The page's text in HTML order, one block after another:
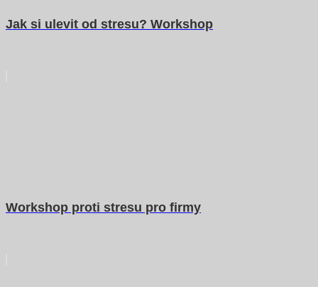
Jak si ulevit od stresu? Workshop
Workshop proti stresu pro firmy